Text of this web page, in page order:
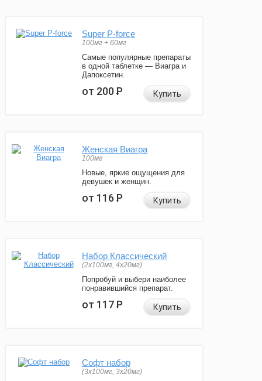
Super P-force
100мг + 60мг
Самые популярные препараты
в одной таблетке — Виагра и
Дапоксетин.
от 200Р Купить
Женская Виагра
100мг
Новые, яркие ощущения для
девушек и женщин.
от 116Р Купить
Набор Классический
(2x100мг, 4x20мг)
Попробуй и выбери наиболее
понравившийся препарат.
от 117Р Купить
Софт набор
(3x100мг, 3x20мг)